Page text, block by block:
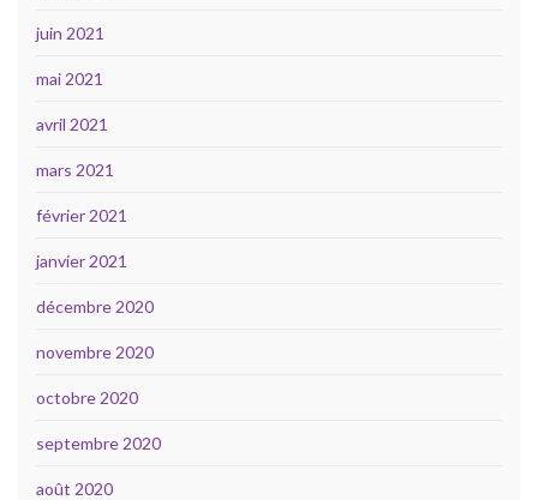
juin 2021
mai 2021
avril 2021
mars 2021
février 2021
janvier 2021
décembre 2020
novembre 2020
octobre 2020
septembre 2020
août 2020